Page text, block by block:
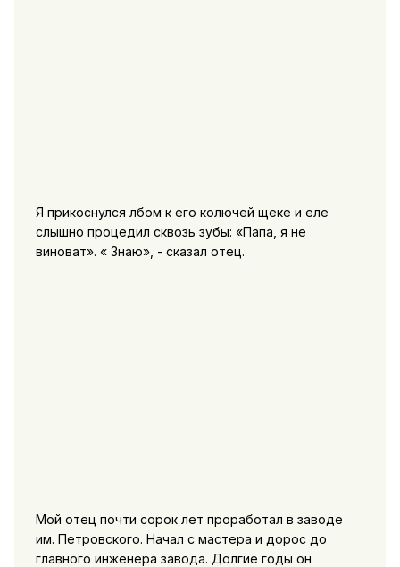
Я прикоснулся лбом к его колючей щеке и еле
слышно процедил сквозь зубы: «Папа, я не
виноват». « Знаю», - сказал отец.
Мой отец почти сорок лет проработал в заводе
им. Петровского. Начал с мастера и дорос до
главного инженера завода. Долгие годы он